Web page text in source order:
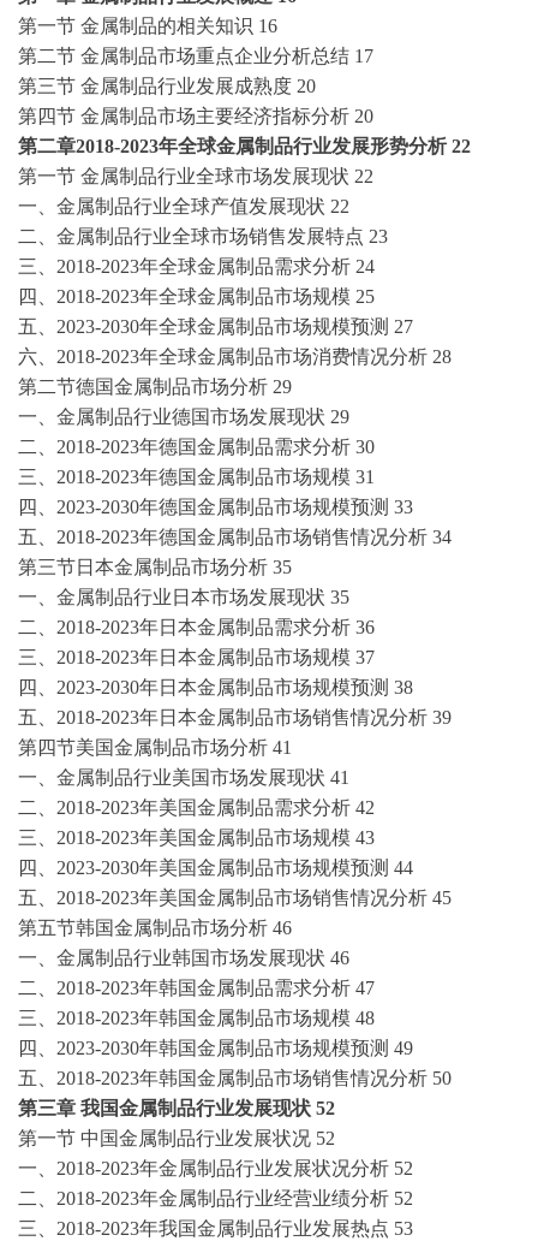
第一节 金属制品的相关知识 16
第二节 金属制品市场重点企业分析总结 17
第三节 金属制品行业发展成熟度 20
第四节 金属制品市场主要经济指标分析 20
第二章2018-2023年全球金属制品行业发展形势分析 22
第一节 金属制品行业全球市场发展现状 22
一、金属制品行业全球产值发展现状 22
二、金属制品行业全球市场销售发展特点 23
三、 2018-2023年全球金属制品需求分析 24
四、 2018-2023年全球金属制品市场规模 25
五、 2023-2030年全球金属制品市场规模预测 27
六、 2018-2023年全球金属制品市场消费情况分析 28
第二节德国金属制品市场分析 29
一、金属制品行业德国市场发展现状 29
二、 2018-2023年德国金属制品需求分析 30
三、 2018-2023年德国金属制品市场规模 31
四、 2023-2030年德国金属制品市场规模预测 33
五、 2018-2023年德国金属制品市场销售情况分析 34
第三节日本金属制品市场分析 35
一、金属制品行业日本市场发展现状 35
二、 2018-2023年日本金属制品需求分析 36
三、 2018-2023年日本金属制品市场规模 37
四、 2023-2030年日本金属制品市场规模预测 38
五、 2018-2023年日本金属制品市场销售情况分析 39
第四节美国金属制品市场分析 41
一、金属制品行业美国市场发展现状 41
二、 2018-2023年美国金属制品需求分析 42
三、 2018-2023年美国金属制品市场规模 43
四、 2023-2030年美国金属制品市场规模预测 44
五、 2018-2023年美国金属制品市场销售情况分析 45
第五节韩国金属制品市场分析 46
一、金属制品行业韩国市场发展现状 46
二、 2018-2023年韩国金属制品需求分析 47
三、 2018-2023年韩国金属制品市场规模 48
四、 2023-2030年韩国金属制品市场规模预测 49
五、 2018-2023年韩国金属制品市场销售情况分析 50
第三章 我国金属制品行业发展现状 52
第一节 中国金属制品行业发展状况 52
一、 2018-2023年金属制品行业发展状况分析 52
二、 2018-2023年金属制品行业经营业绩分析 52
三、 2018-2023年我国金属制品行业发展热点 53